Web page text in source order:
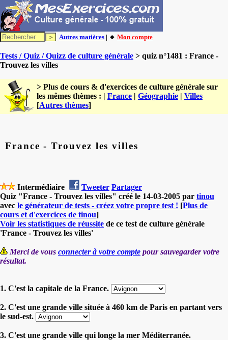
Autres matières | 🔸 Mon compte
Tests / Quiz / Quizz de culture générale > quiz n°1481 : France -
Trouvez les villes
> Plus de cours & d'exercices de culture générale sur
les mêmes thèmes : | France | Géographie | Villes
[Autres thèmes]
France - Trouvez les villes
Intermédiaire Tweeter Partager
Quiz "France - Trouvez les villes" créé le 14-03-2005 par tinou
avec le générateur de tests - créez votre propre test ! [Plus de
cours et d'exercices de tinou]
Voir les statistiques de réussite de ce test de culture générale
'France - Trouvez les villes'
Merci de vous connecter à votre compte pour sauvegarder votre
résultat.
1. C'est la capitale de la France.
2. C'est une grande ville située à 460 km de Paris en partant vers
le sud-est.
3. C'est une grande ville qui longe la mer Méditerranée.